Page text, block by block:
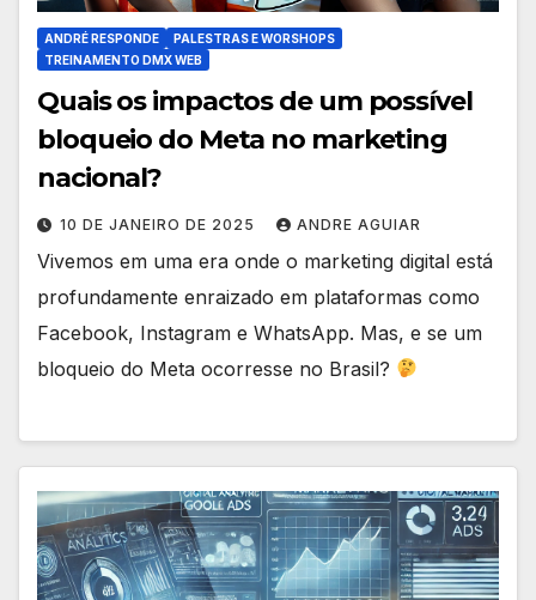
ANDRÉ RESPONDE
PALESTRAS E WORSHOPS
TREINAMENTO DMX WEB
Quais os impactos de um possível
bloqueio do Meta no marketing
nacional?
10 DE JANEIRO DE 2025 ANDRE AGUIAR
Vivemos em uma era onde o marketing digital está
profundamente enraizado em plataformas como
Facebook, Instagram e WhatsApp. Mas, e se um
bloqueio do Meta ocorresse no Brasil?